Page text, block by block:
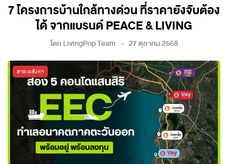
7 โครงการบ้านใกล้ทางด่วน ที่ราคายังจับต้อง
ได้ จากแบรนด์ PEACE & LIVING
โดย LivingPop Team 27 ตุลาคม 2568
สาระอสังหา